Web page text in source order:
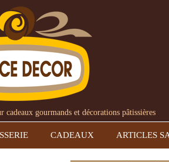
cadeaux gourmands et décorations pâtissières
CADEAUX ARTICLES